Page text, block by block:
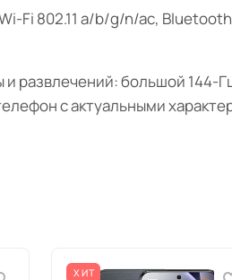
Fi 802.11 a/b/g/n/ac,
развлечений: большой 144-
с актуальными
ХИТ